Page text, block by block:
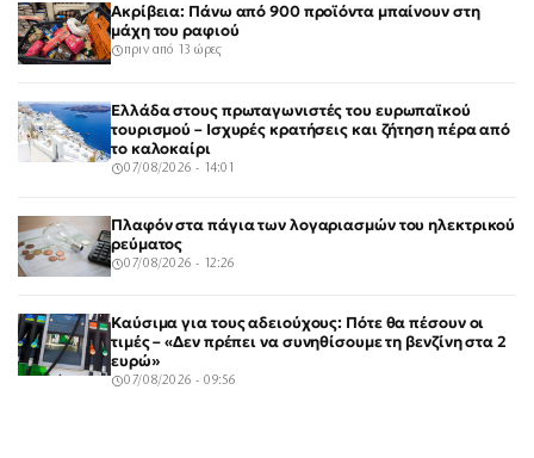
Ακρίβεια: Πάνω από 900 προϊόντα μπαίνουν στη
μάχη του ραφιού
πριν από 13 ώρες
Ελλάδα στους πρωταγωνιστές του ευρωπαϊκού
τουρισμού – Ισχυρές κρατήσεις και ζήτηση πέρα από
το καλοκαίρι
07/08/2026 - 14:01
Πλαφόν στα πάγια των λογαριασμών του ηλεκτρικού
ρεύματος
07/08/2026 - 12:26
Καύσιμα για τους αδειούχους: Πότε θα πέσουν οι
τιμές – «Δεν πρέπει να συνηθίσουμε τη βενζίνη στα 2
ευρώ»
07/08/2026 - 09:56